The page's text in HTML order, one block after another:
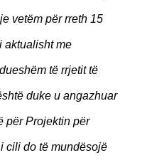
vetëm për rreth 15
aktualisht me
të rrjetit të
duke u angazhuar
për Projektin për
cili do të mundësojë